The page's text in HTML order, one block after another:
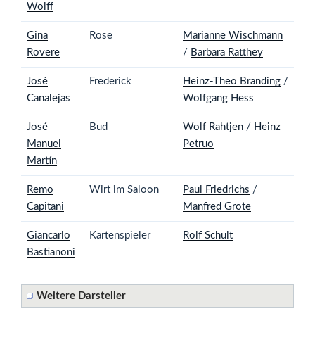
Wolff
Gina
Rovere
Rose
Marianne Wischmann
/ Barbara Ratthey
José
Canalejas
Frederick Heinz-Theo Branding /
Wolfgang Hess
José
Manuel
Martín
Bud Wolf Rahtjen / Heinz
Petruo
Remo
Capitani
Wirt im Saloon Paul Friedrichs /
Manfred Grote
Giancarlo
Bastianoni
Kartenspieler Rolf Schult
Weitere Darsteller